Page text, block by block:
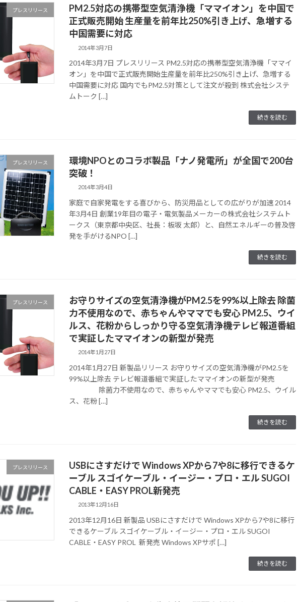
プレスリリース
PM2.5対応の携帯型空気清浄機「ママイオン」を中国で
正式販売開始 生産量を前年比250%引き上げ、急増する
中国需要に対応
2014年3月7日
2014年3月7日 プレスリリース PM2.5対応の携帯型空気清浄機「ママイ
オン」を中国で正式販売開始生産量を前年比250%引き上げ、急増する
中国需要に対応 国内でもPM2.5対策として注文が殺到 株式会社システ
ムトーク […]
続きを読む
プレスリリース
環境NPOとのコラボ製品「ナノ発電所」が全国で200台
突破！
2014年3月4日
家庭で自家発電をする喜びから、防災用品としての広がりが加速 2014
年3月4日 創業19年目の電子・電気製品メーカーの株式会社システムト
ークス（東京都中央区、社長：板坂 太郎）と、自然エネルギーの普及啓
発を手がけるNPO […]
続きを読む
プレスリリース
お守りサイズの空気清浄機がPM2.5を99%以上除去 除菌
力不使用なので、赤ちゃんやママでも安心 PM2.5、ウイ
ルス、花粉からしっかり守る空気清浄機テレビ報道番組
で実証したママイオンの新型が発売
2014年1月27日
2014年1月27日 新製品リリース お守りサイズの空気清浄機がPM2.5を
99%以上除去 テレビ報道番組で実証したママイオンの新型が発売
除菌力不使用なので、赤ちゃんやママでも安心 PM2.5、ウイル
ス、花粉 […]
続きを読む
プレスリリース
USBにさすだけで Windows XPから7や8に移行できるケ
ーブル スゴイケーブル・イージー・プロ・エル SUGOI
CABLE・EASY PROL新発売
2013年12月16日
2013年12月16日 新製品 USBにさすだけで Windows XPから7や8に移行
できるケーブル スゴイケーブル・イージー・プロ・エル SUGOI
CABLE・EASY PROL 新発売 Windows XPサポ […]
続きを読む